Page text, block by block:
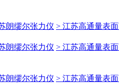
朗缪尔张力仪 > 江苏高通量表
朗缪尔张力仪 > 江苏高通量表
朗缪尔张力仪 > 江苏高通量表